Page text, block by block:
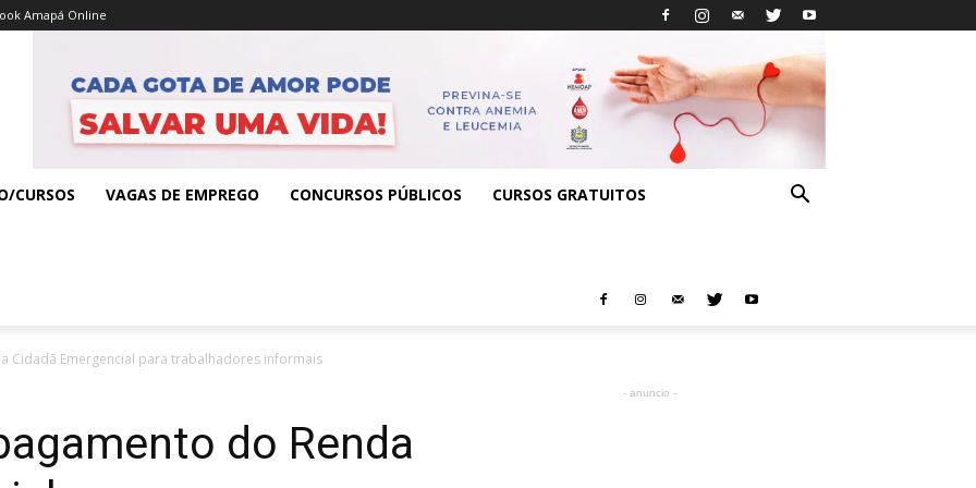
Amapá Online
CURSOS VAGAS DE EMPREGO CONCURSOS PÚBLICOS CURSOS GRATUITOS
Cidadã Emergencial para trabalhadores informais
do Renda
- anuncio -